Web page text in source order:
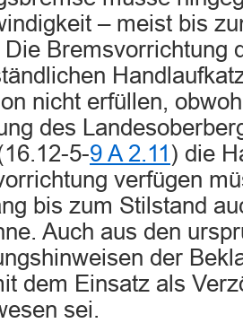
– meist bis
Bremsvorrichtung
nicht erfüllen,
des
5-9 A 2.11 ) die
verfügen
bis zum Stilstand
Auch aus den
der
dem Einsatz als
sei.